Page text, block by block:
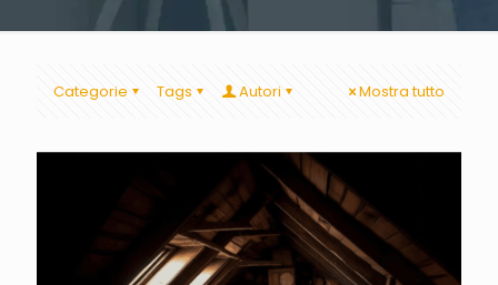
Categorie Tags Autori Mostra tutto